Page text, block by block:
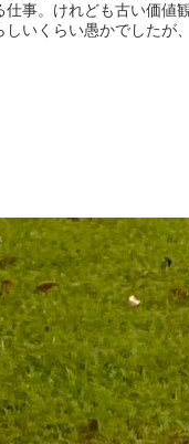
仕事。けれども古い価値
しいくらい愚かでしたが